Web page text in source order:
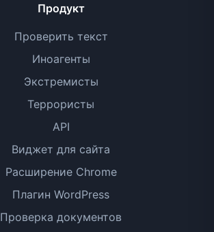
Продукт
Проверить текст
Иноагенты
Экстремисты
Террористы
API
Виджет для сайта
Расширение Chrome
Плагин WordPress
Проверка документов